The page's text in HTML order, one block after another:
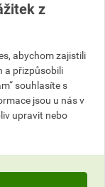
ceny
1,39 Kč
z
abychom zajistili
a přizpůsobili
souhlasíte s
jsou u nás v
upravit nebo